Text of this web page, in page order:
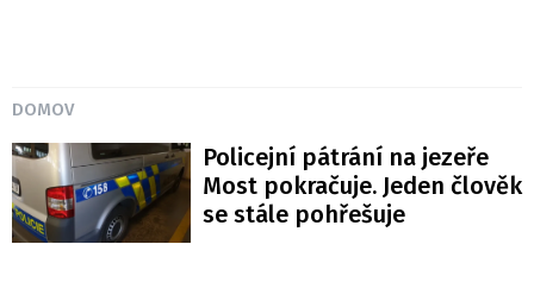
DOMOV
Policejní pátrání na jezeře
Most pokračuje. Jeden člověk
se stále pohřešuje